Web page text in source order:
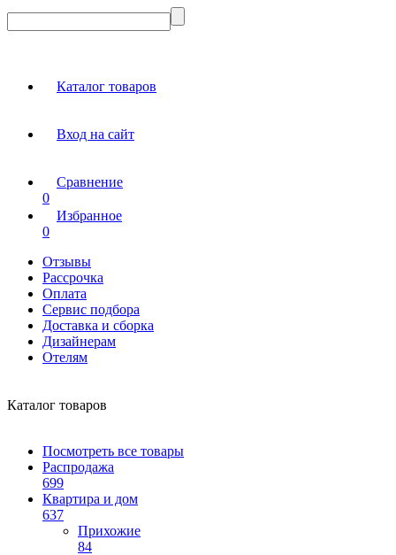
Каталог товаров
Вход на сайт
Сравнение
0
Избранное
0
Отзывы
Рассрочка
Оплата
Сервис подбора
Доставка и сборка
Дизайнерам
Отелям
Каталог товаров
Посмотреть все товары
Распродажа
699
Квартира и дом
637
Прихожие
84